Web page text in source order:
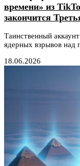
времени» из
закончится
Таинственный
ядерных взрывов над
18.06.2026